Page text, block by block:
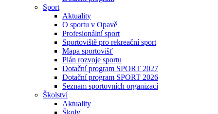
Sport
Aktuality
O sportu v Opavě
Profesionální sport
Sportoviště pro rekreační sport
Mapa sportovišť
Plán rozvoje sportu
Dotační program SPORT 2027
Dotační program SPORT 2026
Seznam sportovních organizací
Školství
Aktuality